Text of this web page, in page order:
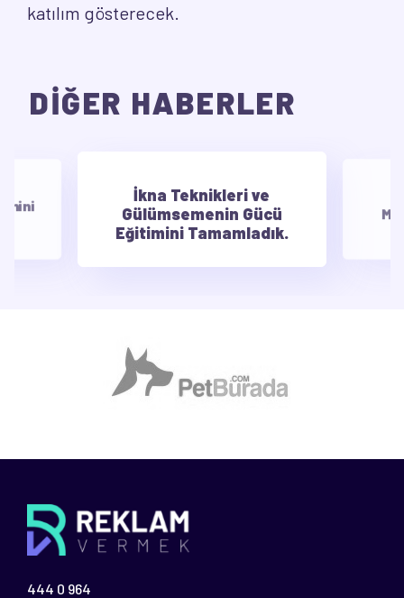
katılım gösterecek.
DİĞER HABERLER
İkna Teknikleri ve
Gülümsemenin Gücü
Eğitimini Tamamladık.
444 0 964